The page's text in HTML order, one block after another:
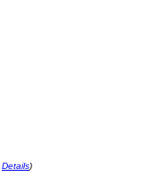
Details)